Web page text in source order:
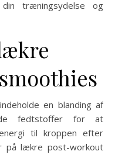
træningsydelse og
en blanding af
fedtstoffer for at
til kroppen efter
på lækre post-workout